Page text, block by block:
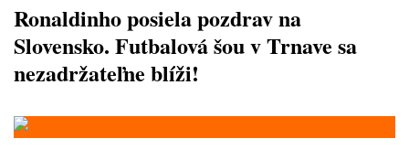
Ronaldinho posiela pozdrav na
Slovensko. Futbalová šou v Trnave sa
nezadržateľne blíži!